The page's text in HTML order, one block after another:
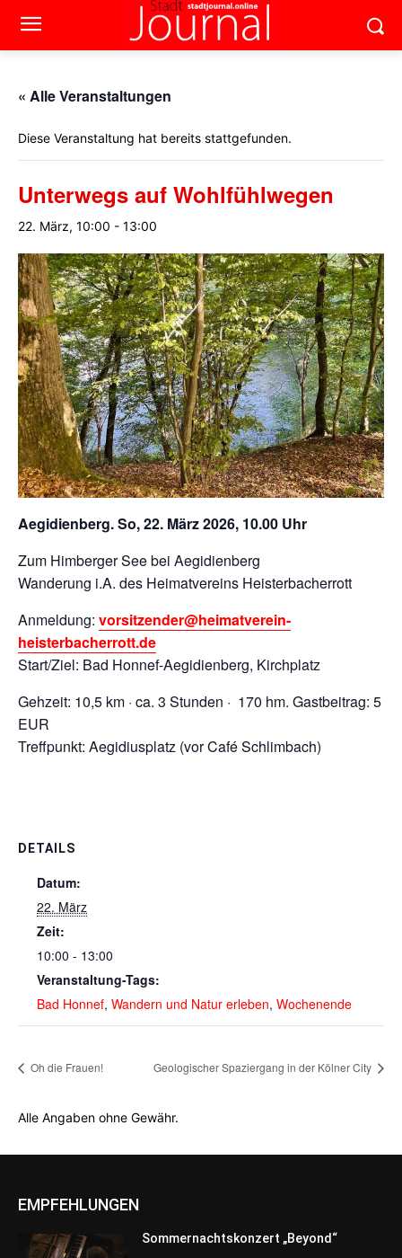
« Alle Veranstaltungen
Diese Veranstaltung hat bereits stattgefunden.
Unterwegs auf Wohlfühlwegen
22. März, 10:00 - 13:00
Aegidienberg. So, 22. März 2026, 10.00 Uhr
Zum Himberger See bei Aegidienberg
Wanderung i.A. des Heimatvereins Heisterbacherrott
Anmeldung: vorsitzender@heimatverein-
heisterbacherrott.de
Start/Ziel: Bad Honnef-Aegidienberg, Kirchplatz
Gehzeit: 10,5 km · ca. 3 Stunden · 170 hm. Gastbeitrag: 5
EUR
Treffpunkt: Aegidiusplatz (vor Café Schlimbach)
DETAILS
Datum:
22. März
Zeit:
10:00 - 13:00
Veranstaltung-Tags:
Bad Honnef, Wandern und Natur erleben, Wochenende
Oh die Frauen! Geologischer Spaziergang in der Kölner City
Alle Angaben ohne Gewähr.
EMPFEHLUNGEN
Sommernachtskonzert „Beyond“